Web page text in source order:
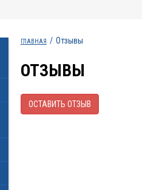
ГЛАВНАЯ Отзывы
ОТЗЫВЫ
ОСТАВИТЬ ОТЗЫВ